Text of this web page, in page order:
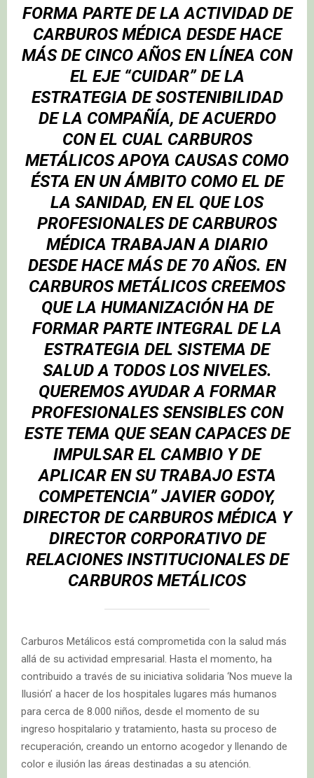
FORMA PARTE DE LA ACTIVIDAD DE
CARBUROS MÉDICA DESDE HACE
MÁS DE CINCO AÑOS EN LÍNEA CON
EL EJE “CUIDAR” DE LA
ESTRATEGIA DE SOSTENIBILIDAD
DE LA COMPAÑÍA, DE ACUERDO
CON EL CUAL CARBUROS
METÁLICOS APOYA CAUSAS COMO
ÉSTA EN UN ÁMBITO COMO EL DE
LA SANIDAD, EN EL QUE LOS
PROFESIONALES DE CARBUROS
MÉDICA TRABAJAN A DIARIO
DESDE HACE MÁS DE 70 AÑOS. EN
CARBUROS METÁLICOS CREEMOS
QUE LA HUMANIZACIÓN HA DE
FORMAR PARTE INTEGRAL DE LA
ESTRATEGIA DEL SISTEMA DE
SALUD A TODOS LOS NIVELES.
QUEREMOS AYUDAR A FORMAR
PROFESIONALES SENSIBLES CON
ESTE TEMA QUE SEAN CAPACES DE
IMPULSAR EL CAMBIO Y DE
APLICAR EN SU TRABAJO ESTA
COMPETENCIA” JAVIER GODOY,
DIRECTOR DE CARBUROS MÉDICA Y
DIRECTOR CORPORATIVO DE
RELACIONES INSTITUCIONALES DE
CARBUROS METÁLICOS
Carburos Metálicos está comprometida con la salud más
allá de su actividad empresarial. Hasta el momento, ha
contribuido a través de su iniciativa solidaria ‘Nos mueve la
Ilusión’ a hacer de los hospitales lugares más humanos
para cerca de 8.000 niños, desde el momento de su
ingreso hospitalario y tratamiento, hasta su proceso de
recuperación, creando un entorno acogedor y llenando de
color e ilusión las áreas destinadas a su atención.